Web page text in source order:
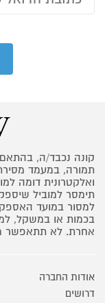
קונה נכבד/ה,
תמורה, במעמד
ואלקטרונית דומה
תימסר למוביל
למסור במועד
בכמות או במשקל,
אחרת. לא תתאפשר
אודות החברה
דרושים